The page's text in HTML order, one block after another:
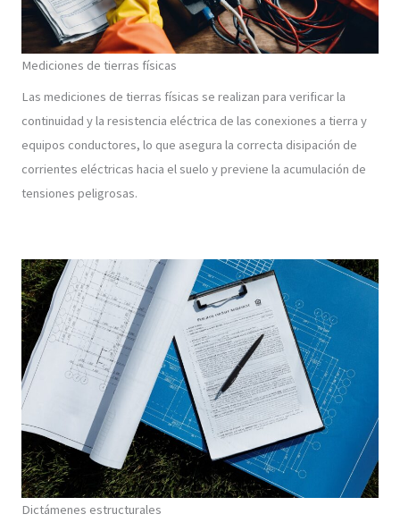
Mediciones de tierras físicas
Las mediciones de tierras físicas se realizan para verificar la
continuidad y la resistencia eléctrica de las conexiones a tierra y
equipos conductores, lo que asegura la correcta disipación de
corrientes eléctricas hacia el suelo y previene la acumulación de
tensiones peligrosas.
Dictámenes estructurales